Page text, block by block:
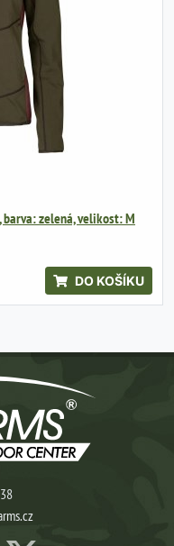
zelená, velikost: M
DO KOŠÍKU